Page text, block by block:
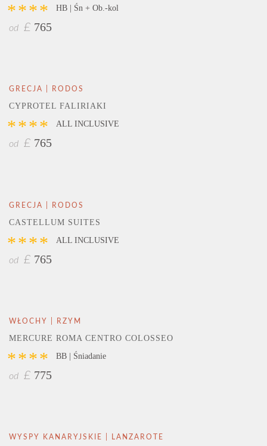
**** HB | Śn + Ob.-kol
od £ 765
GRECJA | RODOS
CYPROTEL FALIRIAKI
**** ALL INCLUSIVE
od £ 765
GRECJA | RODOS
CASTELLUM SUITES
**** ALL INCLUSIVE
od £ 765
WŁOCHY | RZYM
MERCURE ROMA CENTRO COLOSSEO
**** BB | Śniadanie
od £ 775
WYSPY KANARYJSKIE | LANZAROTE